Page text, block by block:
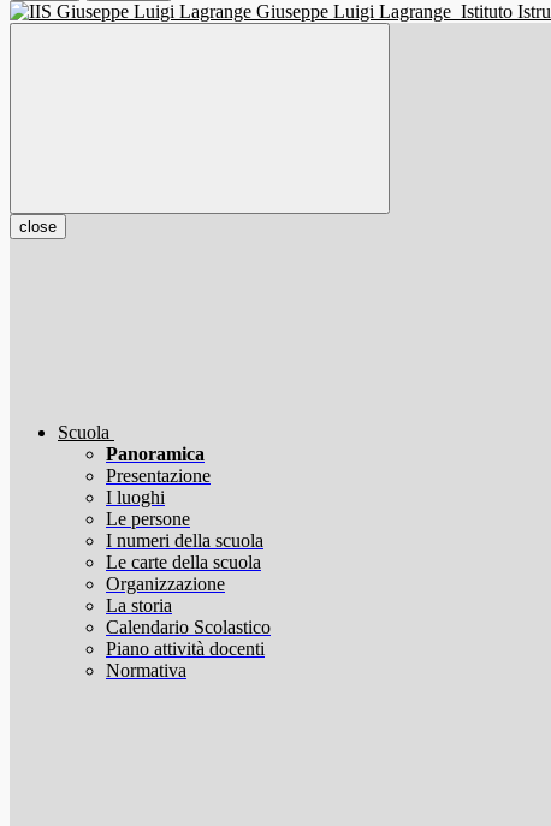
Giuseppe Luigi Lagrange Istituto
close
Scuola
Panoramica
Presentazione
I luoghi
Le persone
I numeri della scuola
Le carte della scuola
Organizzazione
La storia
Calendario Scolastico
Piano attività docenti
Normativa